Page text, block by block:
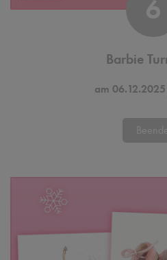
6
Barbie
am 06.12.2025